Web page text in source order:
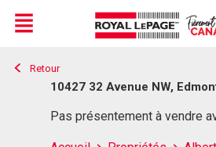
Live
En Direct
Menu
Retour
10427 32 Avenue NW,
Pas présentement à vendre